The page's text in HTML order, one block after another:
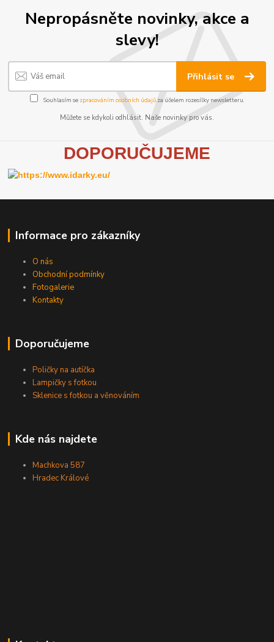
Nepropásněte novinky, akce a
slevy!
Přihlásit se
Souhlasím se zpracováním osobních údajůza účelem rozesílky newsletteru.
Můžete se kdykoli odhlásit. Naše novinky pro vás.
DOPORUČUJEME
Informace pro zákazníky
O nás
Obchodní podmínky
Fotogalerie
Kontakty
Doporučujeme
Poličky na autíčka
Lampičky s fotkou
Sklenice s fotkou a věnováním
Kde nás najdete
Machkova 587
Hradec Králové